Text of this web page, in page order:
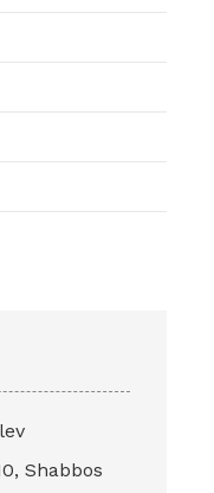
Shabbos